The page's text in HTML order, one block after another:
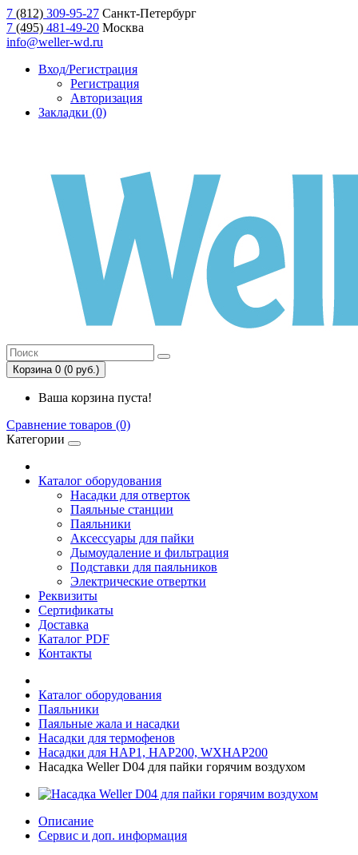
7 (812) 309-95-27 Санкт-Петербург
7 (495) 481-49-20 Москва
info@weller-wd.ru
Вход/Регистрация
Регистрация
Авторизация
Закладки (0)
Корзина 0 (0 руб.)
Ваша корзина пуста!
Сравнение товаров (0)
Категории
Каталог оборудования
Насадки для отверток
Паяльные станции
Паяльники
Аксессуары для пайки
Дымоудаление и фильтрация
Подставки для паяльников
Электрические отвертки
Реквизиты
Сертификаты
Доставка
Каталог PDF
Контакты
Каталог оборудования
Паяльники
Паяльные жала и насадки
Насадки для термофенов
Насадки для HAP1, HAP200, WXHAP200
Насадка Weller D04 для пайки горячим воздухом
Описание
Сервис и доп. информация